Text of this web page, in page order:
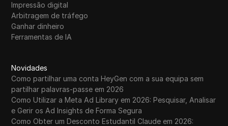
Impressão digital
Arbitragem de tráfego
Ganhar dinheiro
Ferramentas de IA
Novidades
Como partilhar uma conta HeyGen com a sua equipa sem
partilhar palavras-passe em 2026
Como Utilizar a Meta Ad Library em 2026: Pesquisar, Analisar
e Gerir os Ad Insights de Forma Segura
Como Obter um Desconto Estudantil Claude em 2026: